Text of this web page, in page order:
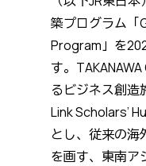
築プログラム「
Program」を
す。
るビジネス創造
Link Scholars’
とし、従来の海
を画す、東南ア